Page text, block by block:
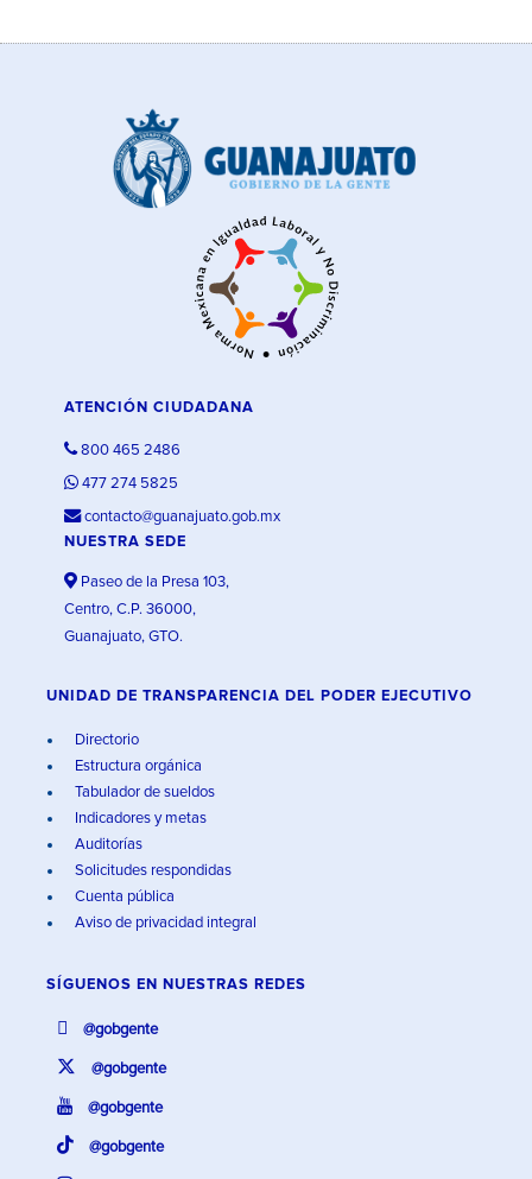
ATENCIÓN CIUDADANA
800 465 2486
477 274 5825
contacto@guanajuato.gob.mx
NUESTRA SEDE
Paseo de la Presa 103,
Centro, C.P. 36000,
Guanajuato, GTO.
UNIDAD DE TRANSPARENCIA DEL PODER EJECUTIVO
Directorio
Estructura orgánica
Tabulador de sueldos
Indicadores y metas
Auditorías
Solicitudes respondidas
Cuenta pública
Aviso de privacidad integral
SÍGUENOS EN NUESTRAS REDES
@gobgente
@gobgente
@gobgente
@gobgente